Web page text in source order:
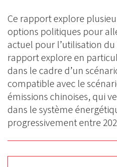
Ce rapport explore
options politiques pour
actuel pour l’utilisation
rapport explore en
dans le cadre d’un
compatible avec le
émissions chinoises, qui
dans le système
progressivement entre